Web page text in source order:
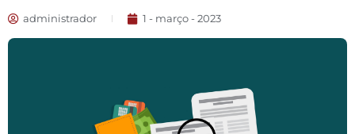
administrador 1 - março - 2023